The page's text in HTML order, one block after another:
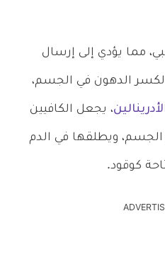
مما يؤدي إلى إرسال
لكسر الدهون في الجسم،
، يجعل الكافيين
الجسم، ويطلقها في الدم
كوقود.